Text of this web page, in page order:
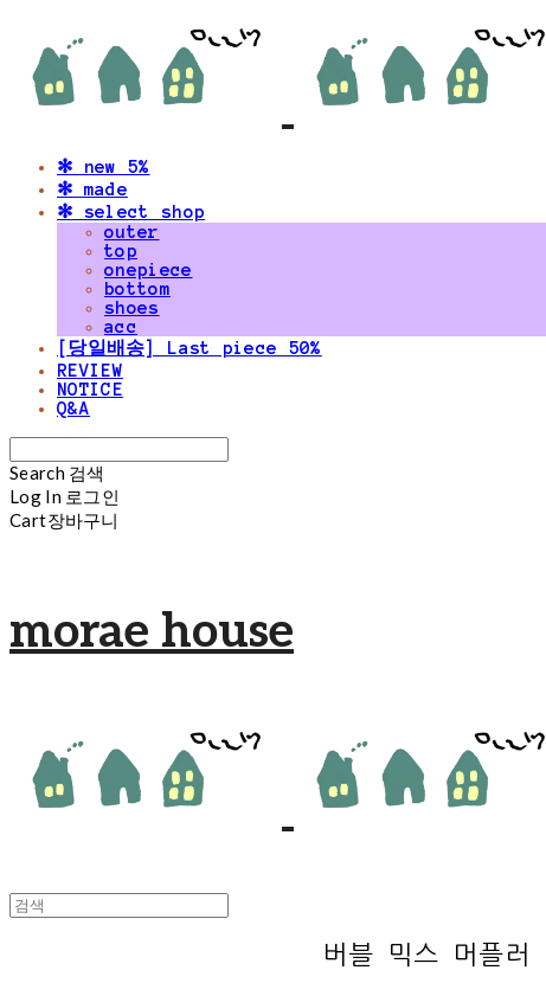
✻ new 5%
✻ made
✻ select shop
outer
top
onepiece
bottom
shoes
acc
[당일배송] Last piece 50%
REVIEW
NOTICE
Q&A
Search 검색
Log In 로그인
Cart장바구니
morae house
버블 믹스 머플러